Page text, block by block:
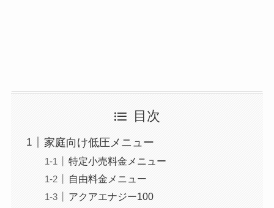
目次
家庭向け低圧メニュー
特定小売料金メニュー
自由料金メニュー
アクアエナジー100